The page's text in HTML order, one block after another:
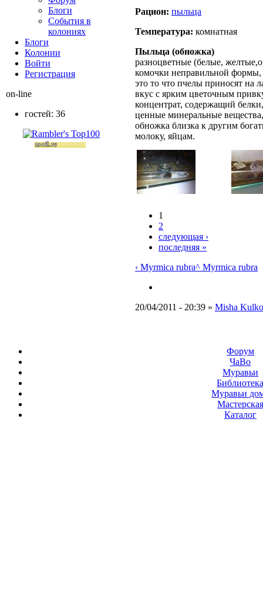
Рацион: пыльца
Температура: комнатная
Пыльца (обножка)
разноцветные (белые,
комочки неправильной
это то что пчелы приносят на
вкус с ярким цветочным
концентрат, содержащий
ценные минеральные
обножка близка к другим
молоку, яйцам.
1
2
следующая ›
последняя »
‹ Myrmica rubra^ Myrmica rubra
20/04/2011 - 20:39 » Misha
Блоги
События в
колониях
Блоги
Колонии
Войти
Peгиcтpaция
on-line
гостей: 36
Форум
ЧаВо
Муравьи
Муравьи
Мастерская
Каталог